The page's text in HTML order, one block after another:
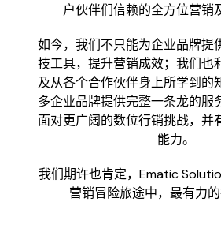
户伙伴们信赖的全方位营销
如今，我们不只能为企业品牌提
技工具，提升营销成效；我们也
及从各个合作伙伴身上所学到的
多企业品牌提供完整一条龙的服
面对更广阔的数位行销挑战，并
能力。
我们期许也肯定，Ematic
营销冒险旅途中，最有力的